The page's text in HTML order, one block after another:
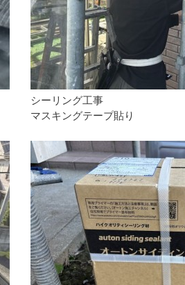
シーリング工事
マスキングテープ貼り